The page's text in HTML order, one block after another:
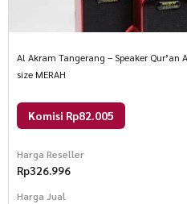
Al Akram Tangerang – Speaker
size MERAH
Komisi Rp82.005
Harga Reseller
Rp326.996
Harga Jual